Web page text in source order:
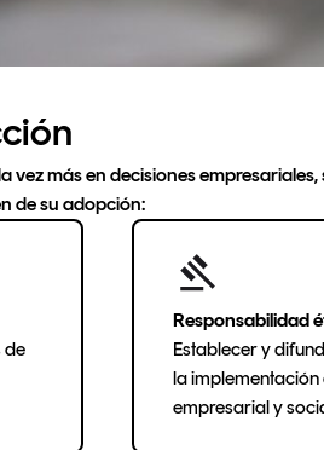
más en decisiones
de su adopción:
de
Responsabilidad
Establecer y
la implementación
empresarial y